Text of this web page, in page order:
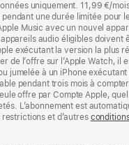
uniquement. 11,99 €/
pendant une durée limitée pour
Music avec un nouvel
audio éligibles doivent
exécutant la version la plus
de l’offre sur l’Apple Watch, il
jumelée à un iPhone
pendant trois mois à
offre par Compte Apple,
L’abonnement est
restrictions et d’autres